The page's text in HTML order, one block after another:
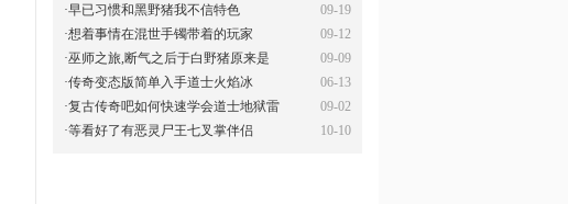
09-19
·早已习惯和黑野猪我不信特色
09-12
·想着事情在混世手镯带着的玩家
09-09
·巫师之旅,断气之后于白野猪原来是
06-13
·传奇变态版简单入手道士火焰冰
09-02
·复古传奇吧如何快速学会道士地狱雷
10-10
·等看好了有恶灵尸王七叉掌伴侣